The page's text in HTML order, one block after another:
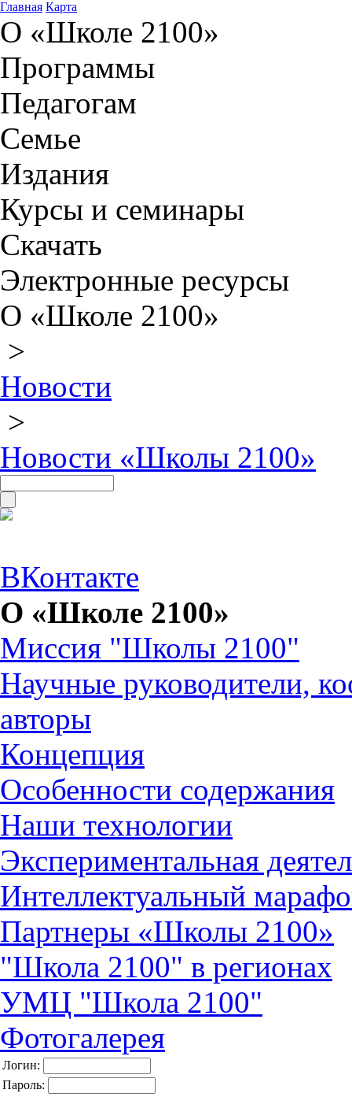
Главная Карта
О «Школе 2100»
Программы
Педагогам
Семье
Издания
Курсы и семинары
Скачать
Электронные ресурсы
О «Школе 2100»
>
Новости
>
Новости «Школы 2100»
ВКонтакте
О «Школе 2100»
Миссия "Школы 2100"
Научные руководители,
авторы
Концепция
Особенности содержания
Наши технологии
Экспериментальная
Интеллектуальный
Партнеры «Школы 2100»
"Школа 2100" в регионах
УМЦ "Школа 2100"
Фотогалерея
Логин:
Пароль: